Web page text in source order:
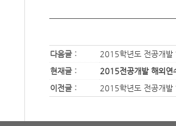
다음글 :
2015학년도 전공개발
현재글 :
2015전공개발 해외연
이전글 :
2015학년도 전공개발